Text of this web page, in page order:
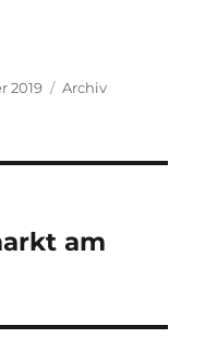
2019 Kategorien
Archiv
am